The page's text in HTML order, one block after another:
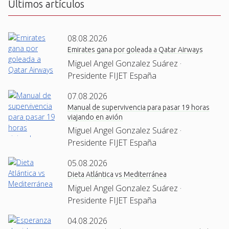
Últimos artículos
08.08.2026
Emirates gana por goleada a Qatar Airways
Miguel Angel Gonzalez Suárez ·
Presidente FIJET España
07.08.2026
Manual de supervivencia para pasar 19 horas
viajando en avión
Miguel Angel Gonzalez Suárez ·
Presidente FIJET España
05.08.2026
Dieta Atlántica vs Mediterránea
Miguel Angel Gonzalez Suárez ·
Presidente FIJET España
04.08.2026